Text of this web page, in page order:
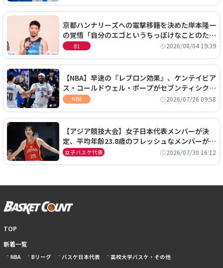
京都ハンナリーズへの電撃移籍を決めた岸本隆一
の覚悟「自分のエゴというちっぽけなことのため
に、京都に来たわけではない」
B1 2026/08/04 19:39
【NBA】早速の『レブロン効果』、ケンテイビア
ス・コールドウェル・ポープがセブンティシクサ
ーズに1年契約で加入
NBA 2026/07/26 09:58
【アジア競技大会】女子日本代表メンバーが決
定、平均年齢23.8歳のフレッシュなメンバーが日
本開催の大舞台で頂点を狙う
女子バスケ代表 2026/07/30 16:12
TOP
新着一覧
NBA Bリーグ バスケ日本代表 高校大学バスケ・その他